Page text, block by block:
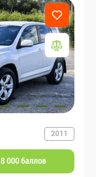
2011
8 000 баллов